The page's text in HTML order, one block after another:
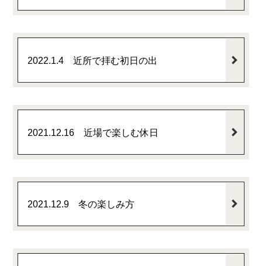
2022.1.4 近所で拝む初日の出
2021.12.16 近場で楽しむ休日
2021.12.9 冬の楽しみ方